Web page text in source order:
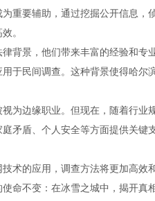
重要辅助，通过挖掘公开信息，
。
背景，他们带来丰富的经验和专
于民间调查。这种背景使得哈尔
为边缘职业。但现在，随着行业
矛盾、个人安全等方面提供关键
术的应用，调查方法将更加高效
命不变：在冰雪之城中，揭开真